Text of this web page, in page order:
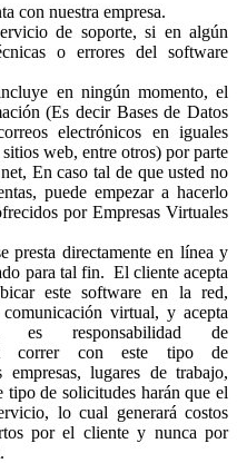
con nuestra empresa.
de soporte, si en algún
o errores del software
en ningún momento, el
(Es decir Bases de Datos
electrónicos en iguales
web, entre otros) por parte
En caso tal de que usted no
puede empezar a hacerlo
por Empresas Virtuales
directamente en línea y
para tal fin. El cliente acepta
este software en la red,
virtual, y acepta
responsabilidad de
correr con este tipo de
empresas, lugares de trabajo,
de solicitudes harán que el
lo cual generará costos
por el cliente y nunca por